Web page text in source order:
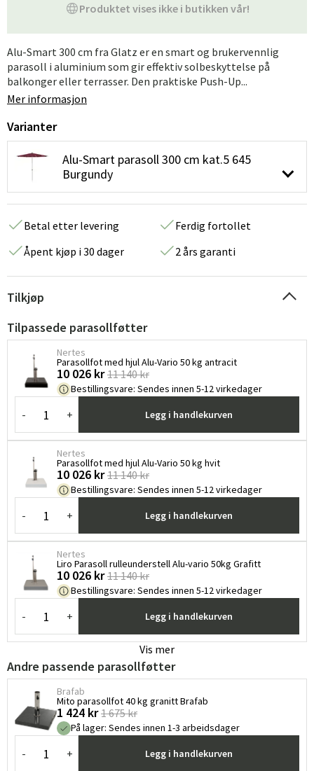
Produktet vises ikke i butikken vår!
Alu-Smart 300 cm fra Glatz er en smart og brukervennlig
parasoll i aluminium som gir effektiv solbeskyttelse på
balkonger eller terrasser. Den praktiske Push-Up...
Mer informasjon
Varianter
Alu-Smart parasoll 300 cm kat.5 645
Burgundy
Betal etter levering
Ferdig fortollet
Åpent kjøp i 30 dager
2 års garanti
Tilkjøp
Tilpassede parasollføtter
Nertes
Parasollfot med hjul Alu-Vario 50 kg antracit
10 026 kr 11 140 kr
Bestillingsvare: Sendes innen 5-12 virkedager
- + Legg i handlekurven
Nertes
Parasollfot med hjul Alu-Vario 50 kg hvit
10 026 kr 11 140 kr
Bestillingsvare: Sendes innen 5-12 virkedager
- + Legg i handlekurven
Nertes
Liro Parasoll rulleunderstell Alu-vario 50kg Grafitt
10 026 kr 11 140 kr
Bestillingsvare: Sendes innen 5-12 virkedager
- + Legg i handlekurven
Vis mer
Andre passende parasollføtter
Brafab
Mito parasollfot 40 kg granitt Brafab
1 424 kr 1 675 kr
På lager: Sendes innen 1-3 arbeidsdager
- + Legg i handlekurven